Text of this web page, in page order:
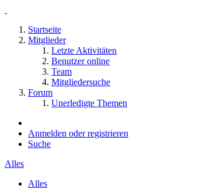
Startseite
Mitglieder
Letzte Aktivitäten
Benutzer online
Team
Mitgliedersuche
Forum
Unerledigte Themen
Anmelden oder registrieren
Suche
Alles
Alles